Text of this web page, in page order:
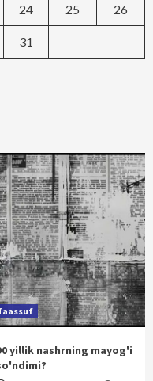
24 25 26
31
yillik nashrning mayog'i